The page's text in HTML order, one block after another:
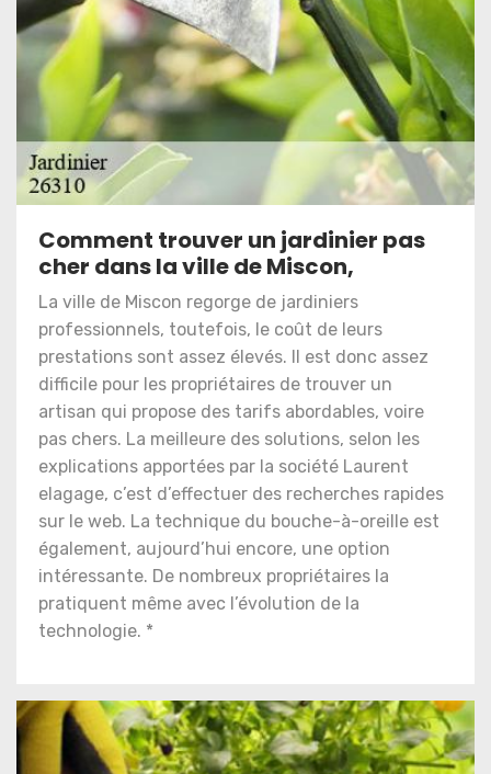
Comment trouver un jardinier pas
cher dans la ville de Miscon,
La ville de Miscon regorge de jardiniers
professionnels, toutefois, le coût de leurs
prestations sont assez élevés. Il est donc assez
difficile pour les propriétaires de trouver un
artisan qui propose des tarifs abordables, voire
pas chers. La meilleure des solutions, selon les
explications apportées par la société Laurent
elagage, c’est d’effectuer des recherches rapides
sur le web. La technique du bouche-à-oreille est
également, aujourd’hui encore, une option
intéressante. De nombreux propriétaires la
pratiquent même avec l’évolution de la
technologie. *